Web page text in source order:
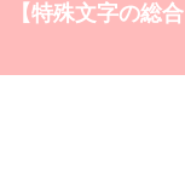
【特殊文字の総